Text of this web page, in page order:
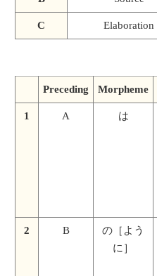
C Elaboration
Preceding Morpheme
1 A は
2 B
の［よう
に］